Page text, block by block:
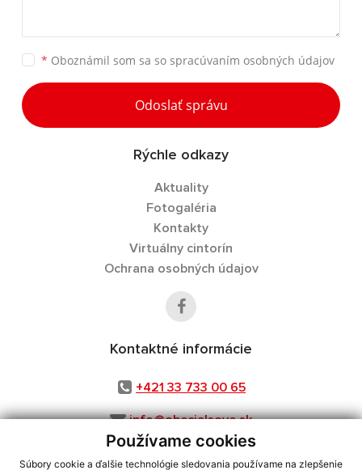
Používame cookies
Súbory cookie a ďalšie technológie sledovania používame na zlepšenie
* Oboznámil som sa so spracúvaním osobných údajov
Odoslať správu
Rýchle odkazy
Aktuality
Fotogaléria
Kontakty
Virtuálny cintorín
Ochrana osobných údajov
Kontaktné informácie
+421 33 733 00 65
info@obecjalsove.sk